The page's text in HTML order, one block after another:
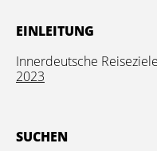
EINLEITUNG
Innerdeutsche
2023
SUCHEN